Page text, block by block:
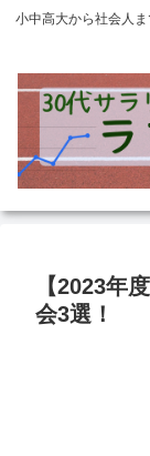
小中高大から社会人
【2023年
会3選！